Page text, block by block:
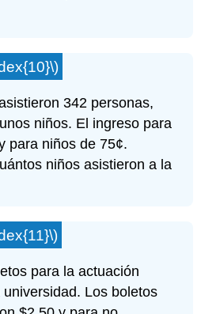
342 personas,
niños. El ingreso para
para niños de 75¢.
niños asistieron a la
para la actuación
Los boletos